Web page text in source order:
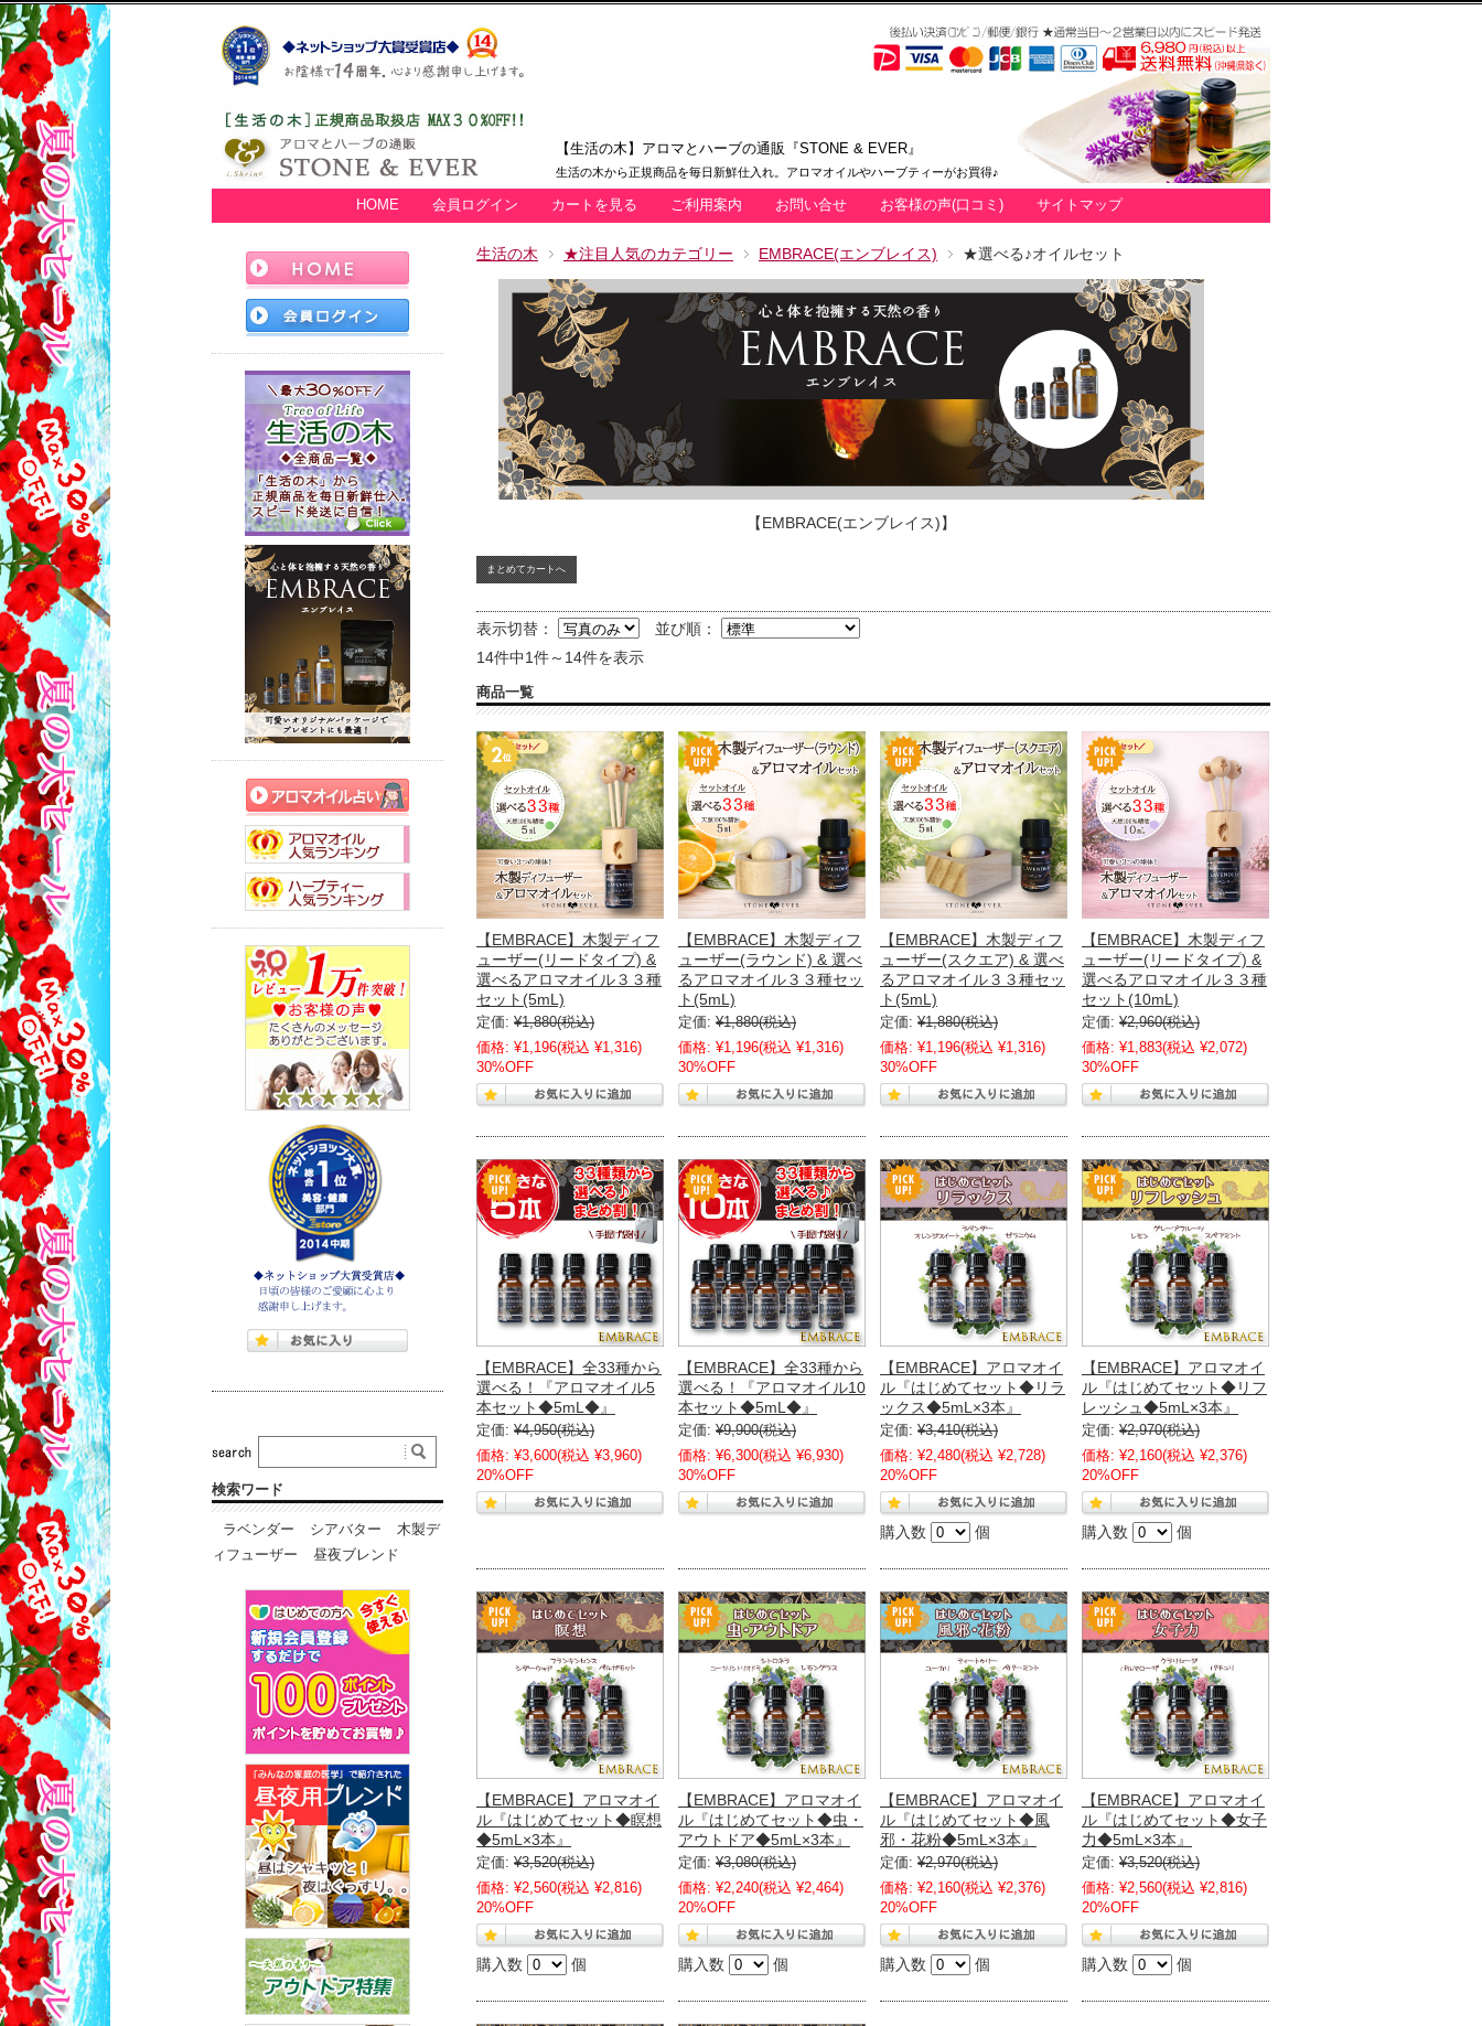
【生活の木】アロマとハーブの通販『STONE & EVER』
生活の木から正規商品を毎日新鮮仕入れ。アロマオイルやハーブティーがお買得♪
HOME 会員ログイン カートを見る ご利用案内 お問い合せ お客様の声(口コミ) サイトマップ
生活の木 ★注目人気のカテゴリー EMBRACE(エンブレイス) ★選べる♪オイルセット
【EMBRACE(エンブレイス)】
表示切替：
並び順：
14件中1件～14件を表示
商品一覧
【EMBRACE】木製ディフ
ューザー(リードタイプ) &
選べるアロマオイル３３種
セット(5mL)
定価: ¥1,880(税込)
価格: ¥1,196(税込 ¥1,316)
30%OFF
【EMBRACE】木製ディフ
ューザー(ラウンド) & 選べ
るアロマオイル３３種セッ
ト(5mL)
定価: ¥1,880(税込)
価格: ¥1,196(税込 ¥1,316)
30%OFF
【EMBRACE】木製ディフ
ューザー(スクエア) & 選べ
るアロマオイル３３種セッ
ト(5mL)
定価: ¥1,880(税込)
価格: ¥1,196(税込 ¥1,316)
30%OFF
【EMBRACE】木製ディフ
ューザー(リードタイプ) &
選べるアロマオイル３３種
セット(10mL)
定価: ¥2,960(税込)
価格: ¥1,883(税込 ¥2,072)
30%OFF
【EMBRACE】全33種から
選べる！『アロマオイル5
本セット◆5mL◆』
定価: ¥4,950(税込)
価格: ¥3,600(税込 ¥3,960)
20%OFF
【EMBRACE】全33種から
選べる！『アロマオイル10
本セット◆5mL◆』
定価: ¥9,900(税込)
価格: ¥6,300(税込 ¥6,930)
30%OFF
【EMBRACE】アロマオイ
ル『はじめてセット◆リラ
ックス◆5mL×3本』
定価: ¥3,410(税込)
価格: ¥2,480(税込 ¥2,728)
20%OFF
購入数 個
【EMBRACE】アロマオイ
ル『はじめてセット◆リフ
レッシュ◆5mL×3本』
定価: ¥2,970(税込)
価格: ¥2,160(税込 ¥2,376)
20%OFF
購入数 個
【EMBRACE】アロマオイ
ル『はじめてセット◆瞑想
◆5mL×3本』
定価: ¥3,520(税込)
価格: ¥2,560(税込 ¥2,816)
20%OFF
購入数 個
【EMBRACE】アロマオイ
ル『はじめてセット◆虫・
アウトドア◆5mL×3本』
定価: ¥3,080(税込)
価格: ¥2,240(税込 ¥2,464)
20%OFF
購入数 個
【EMBRACE】アロマオイ
ル『はじめてセット◆風
邪・花粉◆5mL×3本』
定価: ¥2,970(税込)
価格: ¥2,160(税込 ¥2,376)
20%OFF
購入数 個
【EMBRACE】アロマオイ
ル『はじめてセット◆女子
力◆5mL×3本』
定価: ¥3,520(税込)
価格: ¥2,560(税込 ¥2,816)
20%OFF
購入数 個
検索ワード
ラベンダー シアバター
木製デ
ィフューザー
昼夜ブレンド